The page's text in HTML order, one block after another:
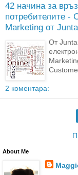
42 начина за
потребителите -
Marketing от
От Junta
2 коментара:
About Me